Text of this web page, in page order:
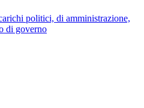
politici, di amministrazione,
di governo